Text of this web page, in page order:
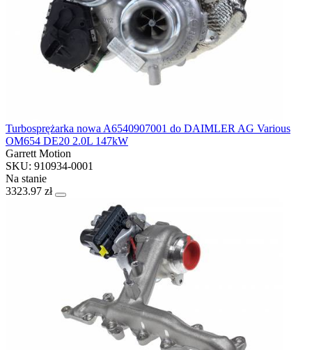
Turbosprężarka nowa A6540907001 do DAIMLER AG Various
OM654 DE20 2.0L 147kW
Garrett Motion
SKU: 910934-0001
Na stanie
3323.97 zł